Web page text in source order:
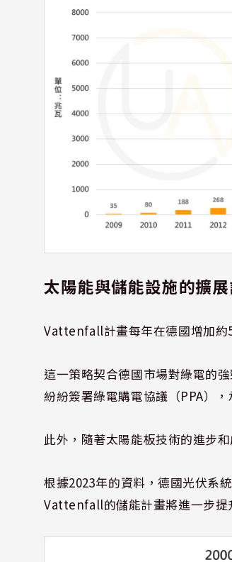
太陽能與儲能設施的擴
Vattenfall計畫每年在德國增加約
這一策略契合德國市場對綠電的
紛紛簽署綠電購電協議（PPA）
此外，隨著太陽能板技術的進步
根據2023年的資料，德國光伏系
Vattenfall的儲能計畫將進一步提